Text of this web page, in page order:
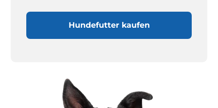
Hundefutter kaufen